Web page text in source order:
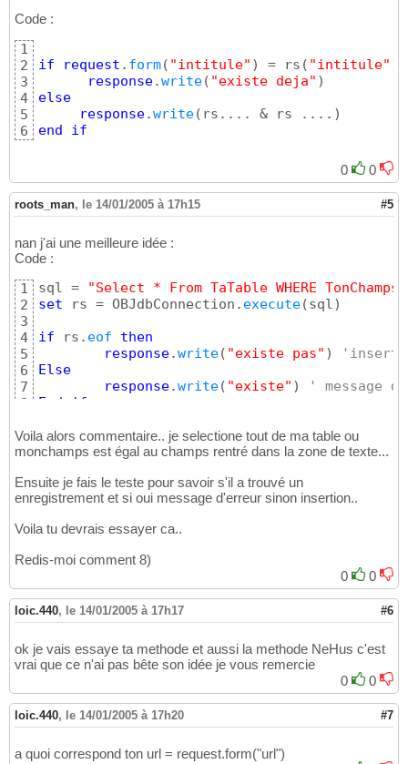
Code :
1
2
3
4
5
6
if request . form( "intitule" ) = rs ( "intitule" )
response.write( "existe deja" )
else
response.write( rs.... & rs .... )
end
if
0 0
roots_man, le 14/01/2005 à 17h15 #5
nan j'ai une meilleure idée :
Code :
1
2
3
4
5
6
7
8
sql =
"Select * From TaTable WHERE
set rs = OBJdbConnection. execute(sql)
if rs. eof
then
response.write( "existe pas" )
Else
response.write( "existe" )
' message
End
if
Voila alors commentaire.. je selectione tout de ma table ou
monchamps est égal au champs rentré dans la zone de texte...
Ensuite je fais le teste pour savoir s'il a trouvé un
enregistrement et si oui message d'erreur sinon insertion..
Voila tu devrais essayer ca..
Redis-moi comment 8)
0
0
loic.440, le 14/01/2005 à 17h17 #6
ok je vais essaye ta methode et aussi la methode NeHus c'est
vrai que ce n'ai pas bête son idée je vous remercie
0
0
loic.440, le 14/01/2005 à 17h20 #7
a quoi correspond ton url = request.form("url")